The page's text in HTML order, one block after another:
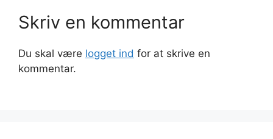
Skriv en kommentar
Du skal være logget ind for at skrive en
kommentar.